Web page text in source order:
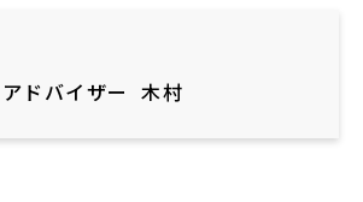
アドバイザー 木村